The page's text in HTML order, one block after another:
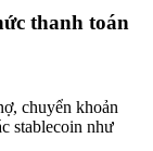
thanh toán
chuyển khoản
stablecoin như